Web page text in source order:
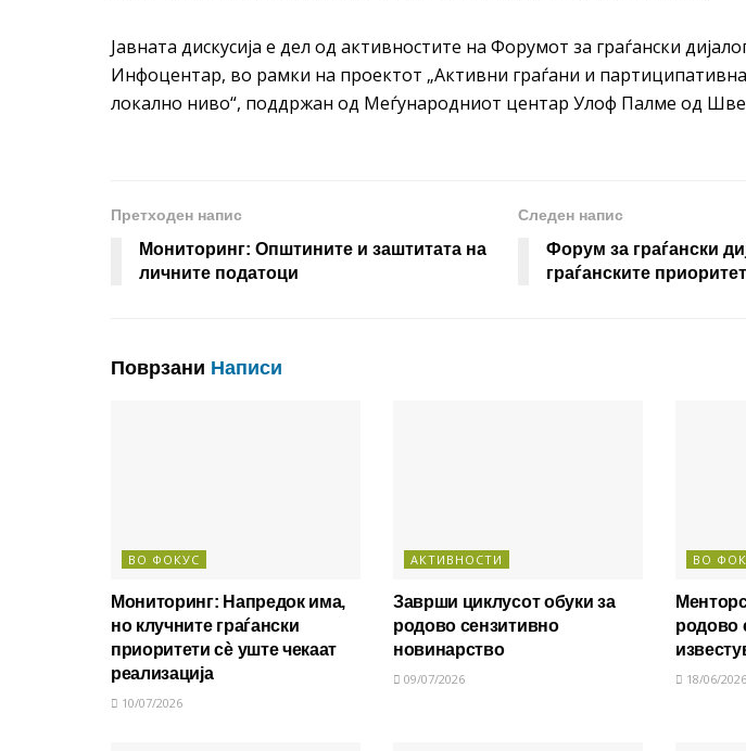
Јавната дискусија е дел од активностите на Форумот за граѓански
Инфоцентар, во рамки на проектот „Активни граѓани и
локално ниво“, поддржан од Меѓународниот центар Улоф Палме од
Претходен напис
Мониторинг: Општините и заштитата на
личните податоци
Следен напис
Форум за граѓански
граѓанските
Поврзани Написи
ВО ФОКУС
Мониторинг: Напредок има,
но клучните граѓански
приоритети сè уште чекаат
реализација
10/07/2026
АКТИВНОСТИ
Заврши циклусот обуки за
родово сензитивно
новинарство
09/07/2026
ВО
родово
18/06/2026